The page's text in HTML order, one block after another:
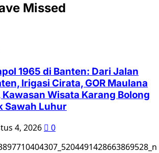
Missed
1965 di Banten: Dari Jalan
Irigasi Cirata, GOR Maulana
Wisata Karang Bolong
Sawah Luhur
4, 2026 0